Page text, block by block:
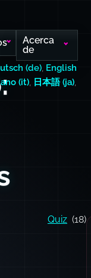
Acerca
de
(de), English
(it), 日本語 (ja),
Quiz (18)